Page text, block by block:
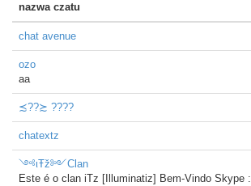
nazwa czatu
chat avenue
ozo
aa
≾??≿ ????
chatextz
༺ιŦž༻Clan
Este é o clan iTz [Illuminatiz] Bem-Vindo Skype :